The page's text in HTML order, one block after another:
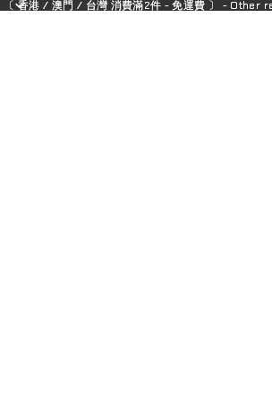
〔 香港 / 澳門 / 台灣 消費滿2件 - 免運費 〕 - Other
〔 香港 / 澳門 / 台灣 消費滿2件 - 免運費 〕 - Other